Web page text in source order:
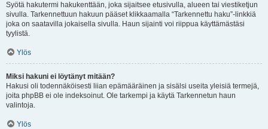
Syötä hakutermi hakukenttään, joka sijaitsee etusivulla, alueen tai viestiketjun
sivulla. Tarkennettuun hakuun pääset klikkaamalla “Tarkennettu haku”-linkkiä
joka on saatavilla jokaisella sivulla. Haun sijainti voi riippua käyttämästäsi
tyylistä.
Ylös
Miksi hakuni ei löytänyt mitään?
Hakusi oli todennäköisesti liian epämääräinen ja sisälsi useita yleisiä termejä,
joita phpBB ei ole indeksoinut. Ole tarkempi ja käytä Tarkennetun haun
valintoja.
Ylös